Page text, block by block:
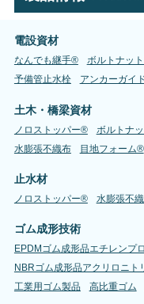
電設資材
なんでも継手®
ボルトナッ
予備管止水栓
アンカーガイ
土木・橋梁資材
ノロストッパー®
ボルトナ
水膨張不織布
目地フォーム®
止水材
ノロストッパー® 水膨張不
ゴム成形技術
EPDMゴム成形品エチレンプ
NBRゴム成形品アクリロニト
工業用ゴム製品
高比重ゴム